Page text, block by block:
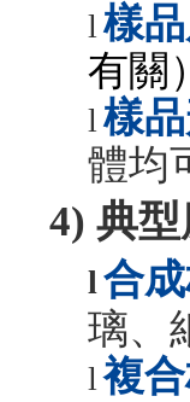
l 樣
有關
l 樣
體均
4) 典
l 合
璃、
l 複